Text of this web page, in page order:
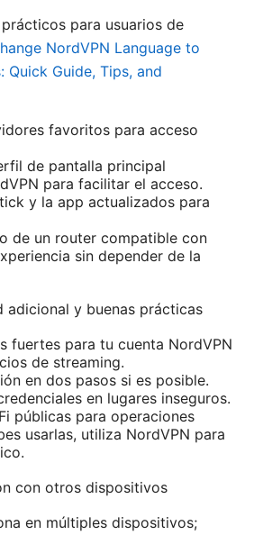
para usuarios de
NordVPN Language to
Quick Guide, Tips, and
favoritos para acceso
de pantalla principal
para facilitar el acceso.
y la app actualizados para
de un router compatible con
sin depender de la
adicional y buenas prácticas
fuertes para tu cuenta NordVPN
de streaming.
en dos pasos si es posible.
en lugares inseguros.
públicas para operaciones
usarlas, utiliza NordVPN para
con otros dispositivos
en múltiples dispositivos;